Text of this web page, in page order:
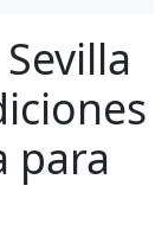
para